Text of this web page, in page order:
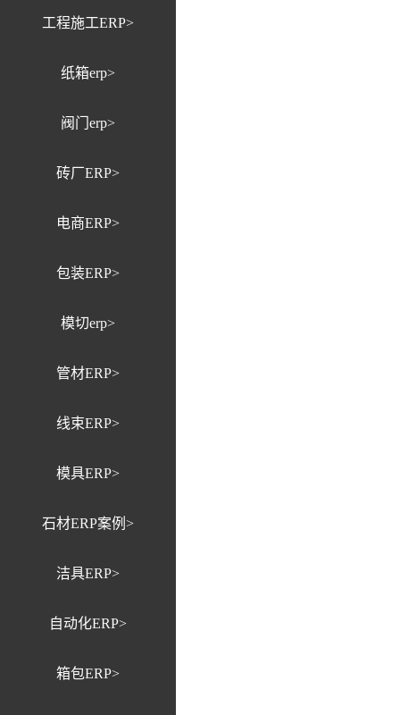
工程施工ERP>
纸箱erp>
阀门erp>
砖厂ERP>
电商ERP>
包装ERP>
模切erp>
管材ERP>
线束ERP>
模具ERP>
石材ERP案例>
洁具ERP>
自动化ERP>
箱包ERP>